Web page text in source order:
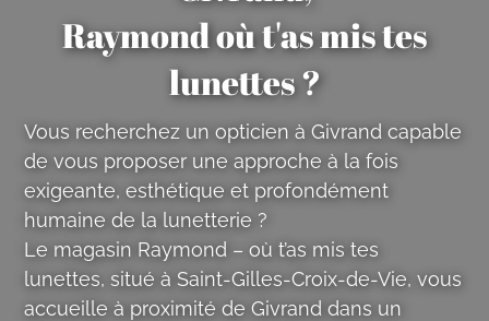
Raymond où t'as mis tes
lunettes ?
Vous recherchez unopticien à Givrand capable
de vous proposer une approche à la fois
exigeante, esthétique et profondément
humaine de la lunetterie ?
Le magasin Raymond – où t’as mis tes
lunettes, situé à Saint-Gilles-Croix-de-Vie, vous
accueille à proximité de Givrand dans un